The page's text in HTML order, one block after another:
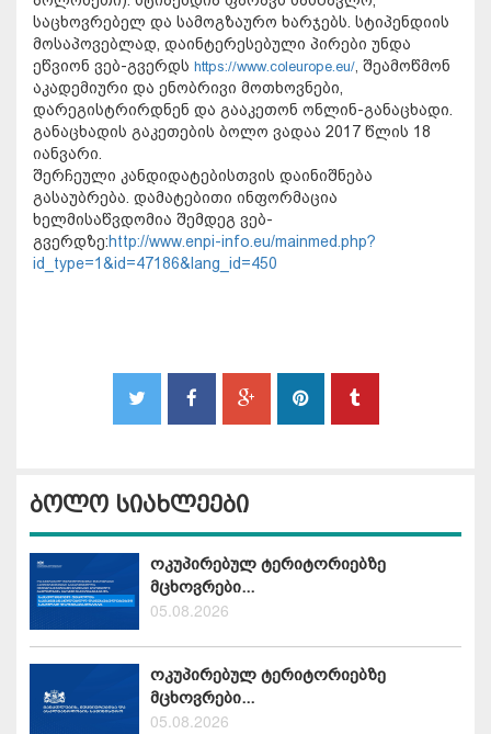
საცხოვრებელ და სამოგზაურო ხარჯებს. სტიპენდიის
მოსაპოვებლად, დაინტერესებული პირები უნდა
ეწვიონ ვებ-გვერდს https://www.coleurope.eu/, შეამოწმონ
აკადემიური და ენობრივი მოთხოვნები,
დარეგისტრირდნენ და გააკეთონ ონლინ-განაცხადი.
განაცხადის გაკეთების ბოლო ვადაა 2017 წლის 18
იანვარი.
შერჩეული კანდიდატებისთვის დაინიშნება
გასაუბრება. დამატებითი ინფორმაცია
ხელმისაწვდომია შემდეგ ვებ-
გვერდზე:http://www.enpi-info.eu/mainmed.php?
id_type=1&id=47186&lang_id=450
ბოლო სიახლეები
ოკუპირებულ ტერიტორიებზე
მცხოვრები...
05.08.2026
ოკუპირებულ ტერიტორიებზე
მცხოვრები...
05.08.2026